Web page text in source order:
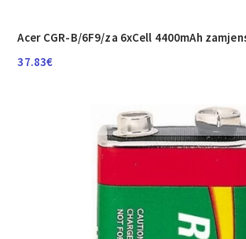
Acer CGR-B/­6F9/­za 6xCell 4400mAh
37.83€